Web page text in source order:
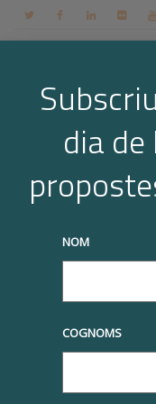
Archive for
Home 2021
maig
dia
NOM
COGNOMS